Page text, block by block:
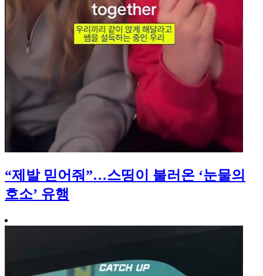
“제발 믿어줘”…스띵이 불러온 ‘눈물의
호소’ 유행